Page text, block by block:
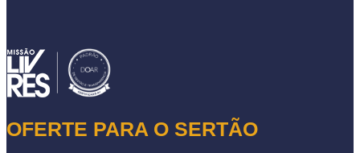
OFERTE PARA O SERTÃO